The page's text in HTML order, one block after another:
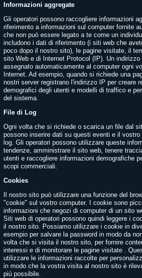
Informazioni aggregate
Gli operatori possono raccogliere informazioni
riferimento a informazioni sul computer fornite
che non può essere legato a te come un
includono i dati di riferimento (i siti web che
poco dopo il nostro sito), le pagine visitate, il
sito Web e di Internet Protocol (IP). Un
assegnato automaticamente al computer ogni
Internet. Ad esempio, quando si richiede una
nostri server registrano l'indirizzo IP per creare
demografici degli utenti e modelli di traffico e
del sistema.
File di Log
Ogni volta che si richiede o scarica un file dal
possono inserire dati su questi eventi e il
log. Gli operatori possono utilizzare queste
tendenze, amministrare il sito web, tenere
utenti e raccogliere informazioni demografiche
scopi commerciali.
Cookies
Il nostro sito può utilizzare una funzione del
"cookie" sul vostro computer. I cookie sono
informazioni che negozi di computer di un sito
Siti web di operatori possono quindi leggere i
il nostro sito. Possiamo utilizzare i cookie in
esempio per salvare la password in modo da
volta che si visita il nostro sito, per fornire
interessi e di monitorare le pagine visitate .
utilizzare le informazioni raccolte per
in modo che la vostra visita al nostro sito è
più possibile.